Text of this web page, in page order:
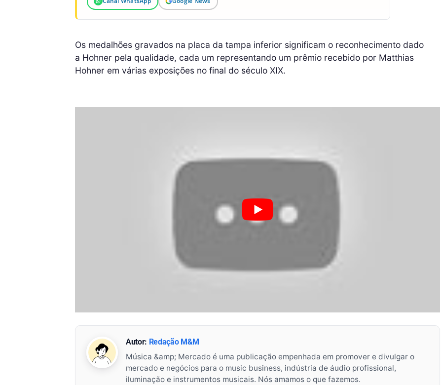
Os medalhões gravados na placa da tampa inferior significam o reconhecimento dado
a Hohner pela qualidade, cada um representando um prêmio recebido por Matthias
Hohner em várias exposições no final do século XIX.
Autor: Redação M&M
Música &amp; Mercado é uma publicação empenhada em promover e divulgar o
mercado e negócios para o music business, indústria de áudio profissional,
iluminação e instrumentos musicais. Nós amamos o que fazemos.